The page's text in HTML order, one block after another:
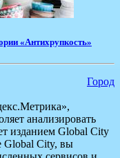
«Антихрупкость»
Город
анализировать
изданием Global City
Global City, вы